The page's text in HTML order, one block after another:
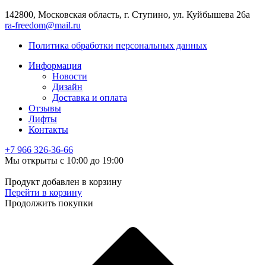
142800, Московская область, г. Ступино, ул. Куйбышева 26а
ra-freedom@mail.ru
Политика обработки персональных данных
Информация
Новости
Дизайн
Доставка и оплата
Отзывы
Лифты
Контакты
+7 966 326-36-66
Мы открыты с 10:00 до 19:00
Продукт добавлен в корзину
Перейти в корзину
Продолжить покупки